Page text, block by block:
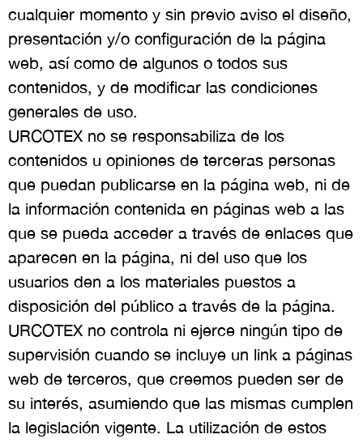
cualquier momento y sin previo aviso el diseño,
presentación y/o configuración de la página
web, así como de algunos o todos sus
contenidos, y de modificar las condiciones
generales de uso.
URCOTEX no se responsabiliza de los
contenidos u opiniones de terceras personas
que puedan publicarse en la página web, ni de
la información contenida en páginas web a las
que se pueda acceder a través de enlaces que
aparecen en la página, ni del uso que los
usuarios den a los materiales puestos a
disposición del público a través de la página.
URCOTEX no controla ni ejerce ningún tipo de
supervisión cuando se incluye un link a páginas
web de terceros, que creemos pueden ser de
su interés, asumiendo que las mismas cumplen
la legislación vigente. La utilización de estos